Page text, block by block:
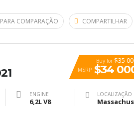
COMPARAÇÃO COMPARTILHAR
Buy for $35
MSRP $34
ENGINE
6,2L V8
LOCALIZAÇÃO